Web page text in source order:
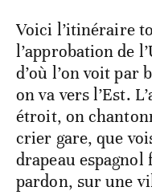
Voici l’itinéraire
l’approbation de
d’où l’on voit par
on va vers l’Est.
étroit, on
crier gare, que
drapeau
pardon, sur une